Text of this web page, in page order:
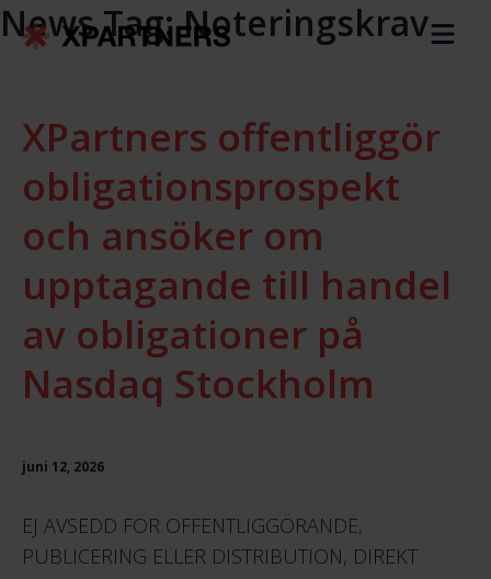
News Tag:Noteringskrav
XPartners offentliggör
obligationsprospekt
och ansöker om
upptagande till handel
av obligationer på
Nasdaq Stockholm
juni 12, 2026
EJ AVSEDD FÖR OFFENTLIGGÖRANDE,
PUBLICERING ELLER DISTRIBUTION, DIREKT